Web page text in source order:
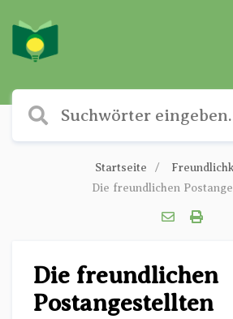
Startseite
Die freundlichen
Die freundlichen
Postangestellten